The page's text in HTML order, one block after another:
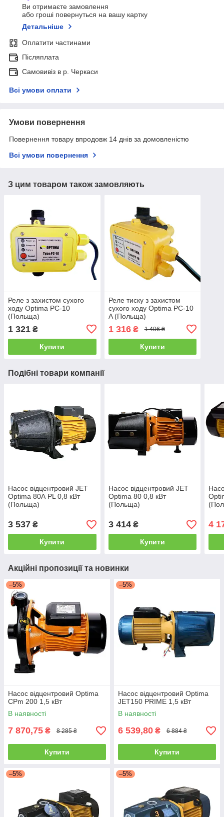
Ви отримаєте замовлення
або гроші повернуться на вашу картку
Детальніше
Оплатити частинами
Післяплата
Самовивіз в р. Черкаси
Всі умови оплати
Умови повернення
Повернення товару впродовж 14 днів за домовленістю
Всі умови повернення
З цим товаром також замовляють
Реле з захистом сухого
ходу Optima PC-10
(Польща)
1 321 ₴
Купити
Реле тиску з захистом
сухого ходу Optima PC-10
A (Польща)
1 316₴ 1 406 ₴
Купити
Подібні товари компанії
Насос відцентровий JET
Optima 80А PL 0,8 кВт
(Польща)
3 537 ₴
Купити
Насос відцентровий JET
Optima 80 0,8 кВт
(Польща)
3 414₴
Купити
4
Акційні пропозиції та новинки
–5%
Насос відцентровий Optima
CPm 200 1,5 кВт
В наявності
7 870,75 ₴ 8 285 ₴
Купити
–5%
Насос відцентровий Optima
JET150 PRIME 1,5 кВт
В наявності
6 539,80 ₴ 6 884 ₴
Купити
–5% –5%